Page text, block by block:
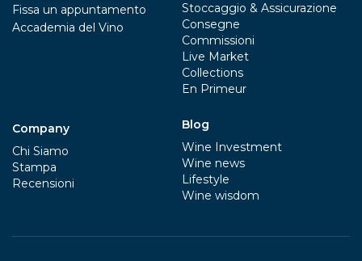
Fissa un appuntamento
Accademia del Vino
Company
Chi Siamo
Stampa
Recensioni
Stoccaggio & Assicurazione
Consegne
Commissioni
Live Market
Collections
En Primeur
Blog
Wine Investment
Wine news
Lifestyle
Wine wisdom